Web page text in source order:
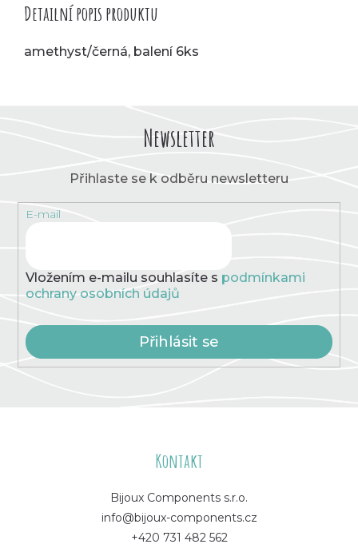
Detailní popis produktu
amethyst/černá, balení 6ks
Newsletter
Přihlaste se k odběru newsletteru
E-mail
Vložením e-mailu souhlasíte s podmínkami
ochrany osobních údajů
Přihlásit se
Kontakt
Bijoux Components s.r.o.
info@bijoux-components.cz
+420 731 482 562